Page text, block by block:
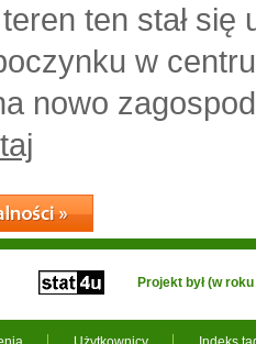
ten stał się
w
nowo
Projekt był (w